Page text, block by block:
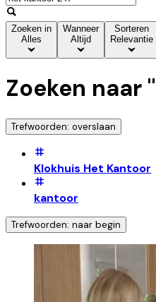
Zoeken in
Alles
Wanneer
Altijd
Sorteren
Relevantie
Zoeken naar "
Trefwoorden: overslaan
Klokhuis Het Kantoor
kantoor
Trefwoorden: naar begin